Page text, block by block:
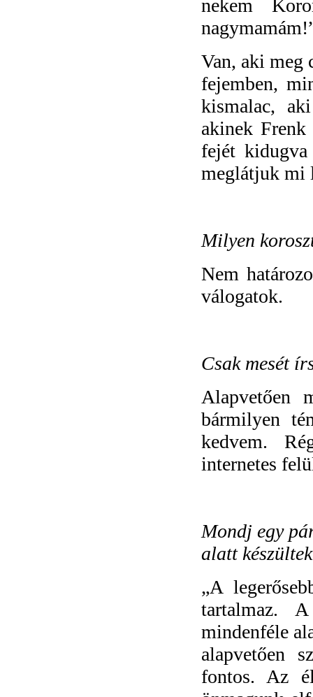
nekem
Van, aki meg
fejemben,
kismalac,
akinek
fejét kidugva
meglátjuk mi
Milyen
Nem
válogatok.
Csak mesét
Alapvetően
bármilyen
kedvem.
internetes
Mondj egy
alatt
„A
tartalmaz.
mindenféle
alapvetően
fontos. Az